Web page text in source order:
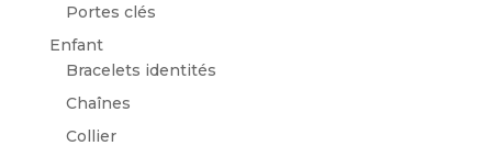
Portes clés
Enfant
Bracelets identités
Chaînes
Collier